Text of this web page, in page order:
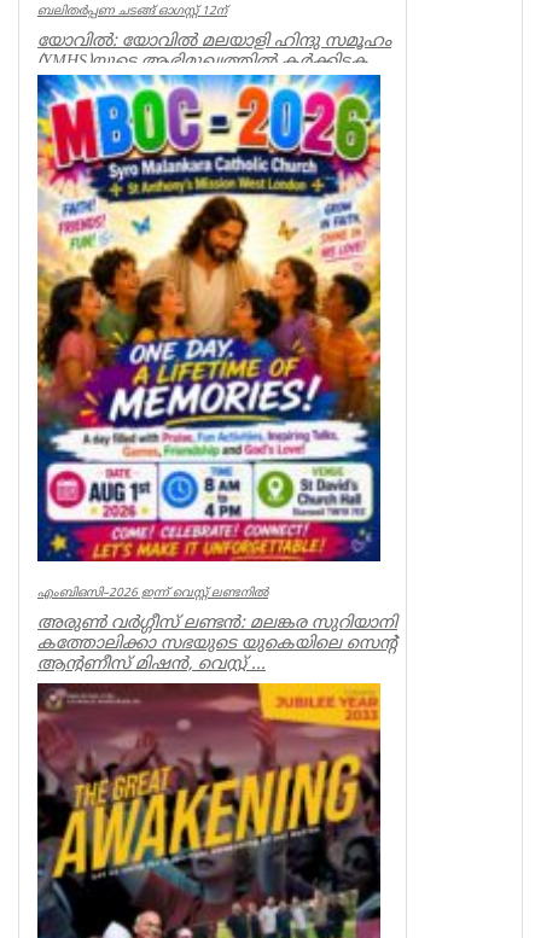
ബലിതർപ്പണ ചടങ്ങ് ഓഗസ്റ്റ് 12ന്
യോവിൽ: യോവിൽ മലയാളി ഹിന്ദു സമൂഹം
(YMHS)യുടെ ആഭിമുഖ്യത്തിൽ കർക്കിടക
വാവ് ബലിതർപ്പണ ചടങ്ങ് 2026 ഓഗസ്റ...
Spiritual
എംബിഒസി–2026 ഇന്ന് വെസ്റ്റ് ലണ്ടനിൽ
അരുൺ വർഗ്ഗീസ് ലണ്ടൻ: മലങ്കര സുറിയാനി
കത്തോലിക്കാ സഭയുടെ യുകെയിലെ സെന്റ്
ആന്റണീസ് മിഷൻ, വെസ്റ്റ് ...
Spiritual